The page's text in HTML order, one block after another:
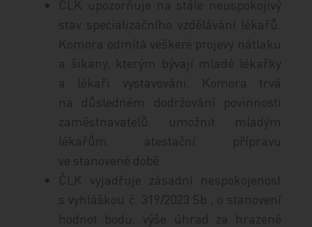
ČLK upozorňuje na stále neuspokojivý
stav specializačního vzdělávání lékařů.
Komora odmítá veškeré projevy nátlaku
a šikany, kterým bývají mladé lékařky
a lékaři vystavováni. Komora trvá
na důsledném dodržování povinnosti
zaměstnavatelů umožnit mladým
lékařům atestační přípravu
ve stanovené době.
ČLK vyjadřuje zásadní nespokojenost
s vyhláškou č. 319/2023 Sb., o stanovení
hodnot bodu, výše úhrad za hrazené